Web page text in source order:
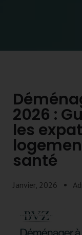
2026 :
les
santé
Janvier, 2026